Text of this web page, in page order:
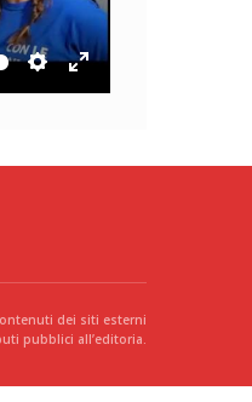
dei siti esterni
pubblici all’editoria.